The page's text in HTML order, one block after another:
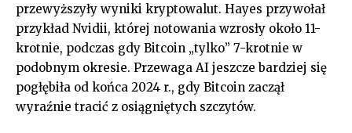
przewyższyły wyniki kryptowalut. Hayes przywołał
przykład Nvidii, której notowania wzrosły około 11-
krotnie, podczas gdy Bitcoin „tylko” 7-krotnie w
podobnym okresie. Przewaga AI jeszcze bardziej się
pogłębiła od końca 2024 r., gdy Bitcoin zaczął
wyraźnie tracić z osiągniętych szczytów.